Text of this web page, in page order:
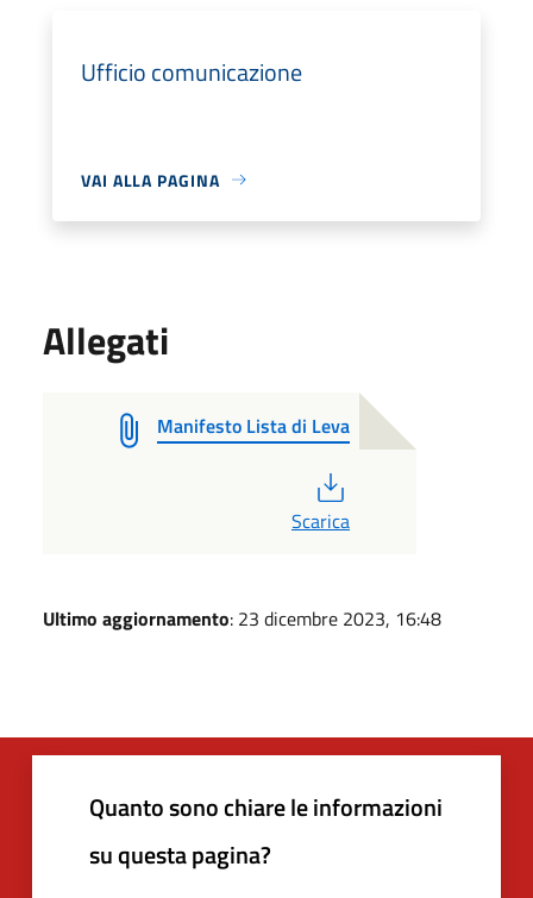
Ufficio comunicazione
VAI ALLA PAGINA
Allegati
Manifesto Lista di Leva
Scarica
Ultimo aggiornamento: 23 dicembre 2023, 16:48
Quanto sono chiare le informazioni
su questa pagina?